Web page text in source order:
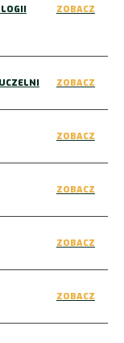
ZOBACZ
ZOBACZ
ZOBACZ
ZOBACZ
ZOBACZ
ZOBACZ